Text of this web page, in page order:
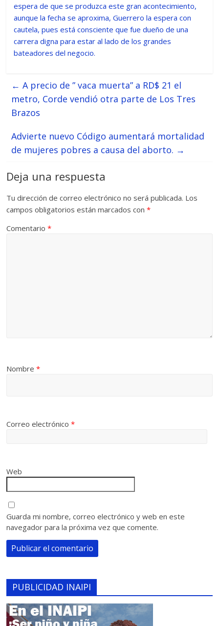
espera de que se produzca este gran acontecimiento,
aunque la fecha se aproxima, Guerrero la espera con
cautela, pues está consciente que fue dueño de una
carrera digna para estar al lado de los grandes
bateadores del negocio.
← A precio de ” vaca muerta” a RD$ 21 el
metro, Corde vendió otra parte de Los Tres
Brazos
Advierte nuevo Código aumentará mortalidad
de mujeres pobres a causa del aborto. →
Deja una respuesta
Tu dirección de correo electrónico no será publicada. Los
campos obligatorios están marcados con*
Comentario*
Nombre*
Correo electrónico*
Web
Guarda mi nombre, correo electrónico y web en este
navegador para la próxima vez que comente.
PUBLICIDAD INAIPI